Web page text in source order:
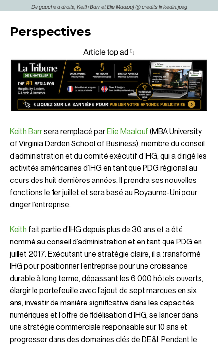
De gauche à droite, Keith Barr et Elie Maalouf @ credits linkedin.jpeg
Perspectives
Article top ad ☟
Keith Barrsera remplacé par Elie Maalouf (MBAUniversity
of Virginia Darden School of Business), membre du conseil
d’administration et du comité exécutif d’IHG, qui a dirigé les
activités américaines d’IHG en tant que PDG régional au
cours des huit dernières années. Il prendra ses nouvelles
fonctions le 1er juillet et sera basé au Royaume-Uni pour
diriger l’entreprise.
Keith fait partie d’IHG depuis plus de 30 ans et a été
nommé au conseil d’administration et en tant que PDG en
juillet 2017. Exécutant une stratégie claire, il a transformé
IHG pour positionner l’entreprise pour une croissance
durable à long terme, dépassant les 6 000 hôtels ouverts,
élargir le portefeuille avec l’ajout de sept marques en six
ans, investir de manière significative dans les capacités
numériques et l’offre de fidélisation d’IHG, se lancer dans
une stratégie commerciale responsable sur 10 ans et
progresser dans des domaines clés de DE&I. Pendant le